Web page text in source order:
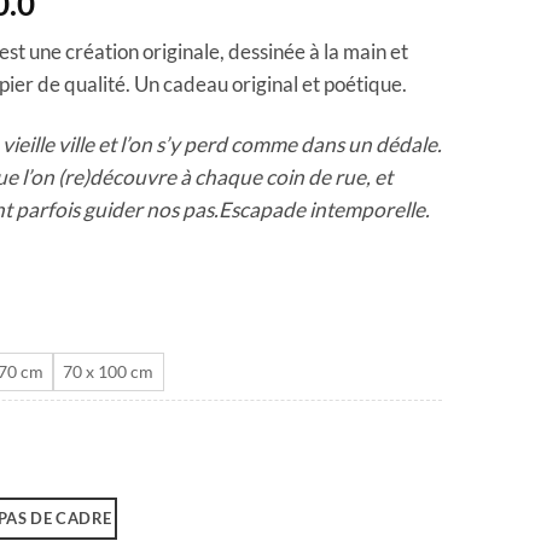
prix :
CHF 40.0
CHF 180.0
une création originale, dessinée à la main et
de qualité. Un cadeau original et poétique.
ville et l’on s’y perd comme dans un dédale.
l’on (re)découvre à chaque coin de rue, et
parfois guider nos pas.Escapade intemporelle.
cm 70 x 100 cm
DE CADRE